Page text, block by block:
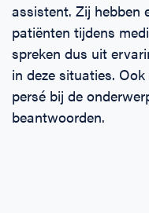
assistent. Zij hebben
patiënten tijdens
spreken dus uit
in deze situaties.
persé bij de
beantwoorden.